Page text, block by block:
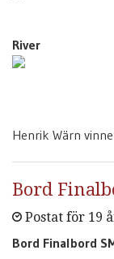
River
Henrik Wärn
Bord
Postat för 19
Bord Finalbord